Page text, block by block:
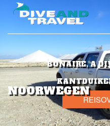
BONAIRE, A
NOORWEGEN